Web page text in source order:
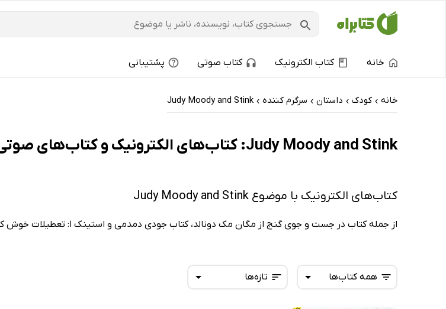
خانه کتاب الکترونیک کتاب صوتی پشتیبانی
خانه › کودک › داستان › سرگرم کننده ›
Judy Moody and Stink
Judy Moody and Stink: کتاب‌های الکترونیک و کتاب‌های صوتی - تازه‌ها
کتاب‌های الکترونیک با موضوع Judy Moody and Stink
از جمله کتاب در جست و جوی گنج از مگان مک دونالد، کتاب جودی دمدمی و استینک 1: تعطیلات خوش کریسمس از مگان مک دونالد.
تازه‌ها همه کتاب‌ها